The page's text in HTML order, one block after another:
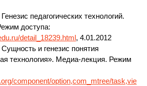
педагогических технологий.
доступа:
detail_18239.html, 4.01.2012
и генезис понятия
технология». Медиа-лекция. Режим
component/option,com_mtree/task,vie